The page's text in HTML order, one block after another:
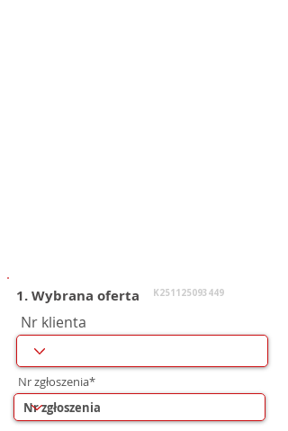
1. Wybrana oferta K251125093449
Nr klienta
Nr zgłoszenia*